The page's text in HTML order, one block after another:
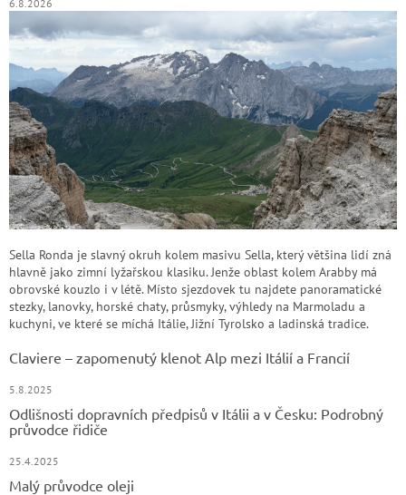
6.8.2026
Sella Ronda je slavný okruh kolem masivu Sella, který většina lidí zná
hlavně jako zimní lyžařskou klasiku. Jenže oblast kolem Arabby má
obrovské kouzlo i v létě. Místo sjezdovek tu najdete panoramatické
stezky, lanovky, horské chaty, průsmyky, výhledy na Marmoladu a
kuchyni, ve které se míchá Itálie, Jižní Tyrolsko a ladinská tradice.
Claviere – zapomenutý klenot Alp mezi Itálií a Francií
5.8.2025
Odlišnosti dopravních předpisů v Itálii a v Česku: Podrobný
průvodce řidiče
25.4.2025
Malý průvodce oleji